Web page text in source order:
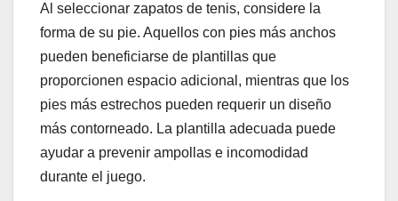
Al seleccionar zapatos de tenis, considere la
forma de su pie. Aquellos con pies más anchos
pueden beneficiarse de plantillas que
proporcionen espacio adicional, mientras que los
pies más estrechos pueden requerir un diseño
más contorneado. La plantilla adecuada puede
ayudar a prevenir ampollas e incomodidad
durante el juego.